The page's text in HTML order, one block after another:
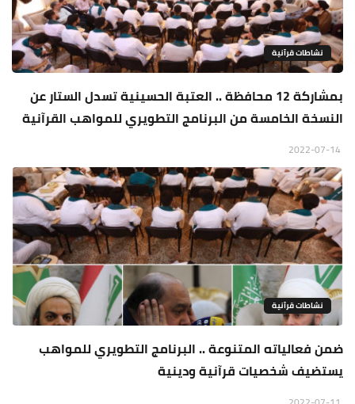
نشاطات قرآنية
بمشاركة 12 محافظة .. العتبة الحسينية تسدل الستار عن
النسخة الخامسة من البرنامج التطويري للمواهب القرآنية
نشاطات قرآنية
ضمن فعالياته المتنوعة .. البرنامج التطويري للمواهب
يستضيف شخصيات قرآنية ودينية